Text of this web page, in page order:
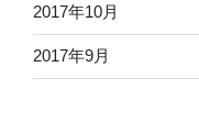
2017年10月
2017年9月